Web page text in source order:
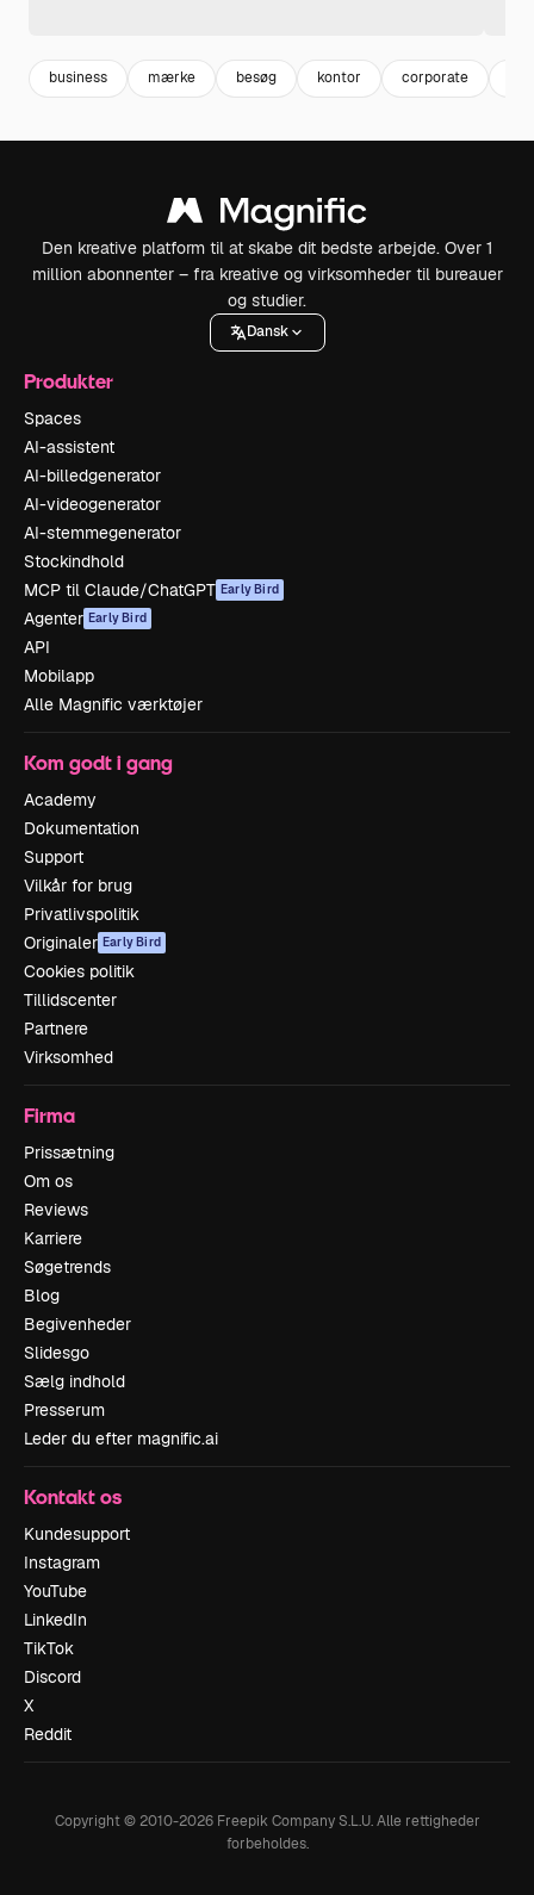
business mærke besøg kontor corporate
Den kreative platform til at skabe dit bedste arbejde. Over 1
million abonnenter – fra kreative og virksomheder til bureauer
og studier.
Dansk
Produkter
Spaces
AI-assistent
AI-billedgenerator
AI-videogenerator
AI-stemmegenerator
Stockindhold
MCP til Claude/ChatGPT Early Bird
Agenter Early Bird
API
Mobilapp
Alle Magnific værktøjer
Kom godt i gang
Academy
Dokumentation
Support
Vilkår for brug
Privatlivspolitik
Originaler Early Bird
Cookies politik
Tillidscenter
Partnere
Virksomhed
Firma
Prissætning
Om os
Reviews
Karriere
Søgetrends
Blog
Begivenheder
Slidesgo
Sælg indhold
Presserum
Leder du efter magnific.ai
Kontakt os
Kundesupport
Instagram
YouTube
LinkedIn
TikTok
Discord
X
Reddit
Copyright © 2010-2026Freepik Company S.L.U. Alle rettigheder
forbeholdes.